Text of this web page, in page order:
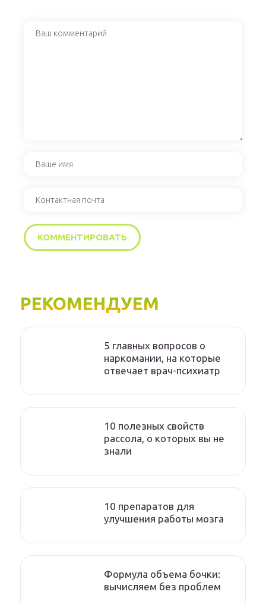
РЕКОМЕНДУЕМ
5 главных вопросов о
наркомании, на которые
отвечает врач-психиатр
10 полезных свойств
рассола, о которых вы не
знали
10 препаратов для
улучшения работы мозга
Формула объема бочки:
вычисляем без проблем